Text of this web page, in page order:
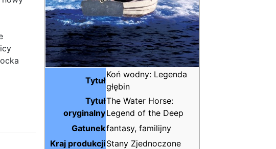
Tytuł
Koń wodny: Legenda
głębin
Tytuł
oryginalny
The Water Horse:
Legend of the Deep
Gatunekfantasy, familijny
Kraj produkcjiStany Zjednoczone